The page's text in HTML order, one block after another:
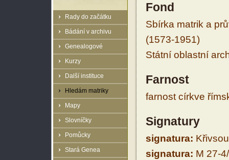
Rady do začátku
Bádání v archivu
Genealogové
Kurzy
Další instituce
Hledám matriky
Mapy
Slovníčky
Pomůcky
Stará Genea
Fond
Sbírka matrik a
(1573-1951)
Státní oblastní
Farnost
farnost církve
Signatury
signatura:
signatura: M 27-